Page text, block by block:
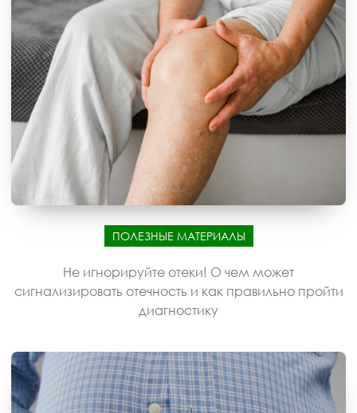
ПОЛЕЗНЫЕ МАТЕРИАЛЫ
Не игнорируйте отеки! О чем может
сигнализировать отечность и как правильно пройти
диагностику